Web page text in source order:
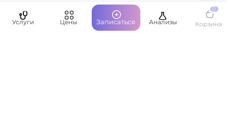
Пациентам
Услуги Цены Записаться Анализы
0
Корзина